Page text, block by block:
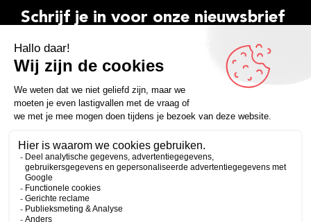
Schrijf je in voor onze nieuwsbrief
E-
mailadres
Inschrijven
FacebookInstagramLinkedInYouTubeSpotify